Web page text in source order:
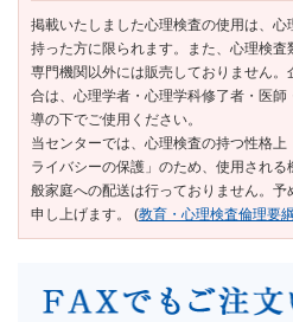
掲載いたしました心理検査の使用は、
持った方に限られます。また、心理検
専門機関以外には販売しておりません
合は、心理学者・心理学科修了者・医
導の下でご使用ください。
当センターでは、心理検査の持つ性格
ライバシーの保護」のため、使用され
般家庭への配送は行っておりません。
申し上げます。 (教育・心理検査倫理要